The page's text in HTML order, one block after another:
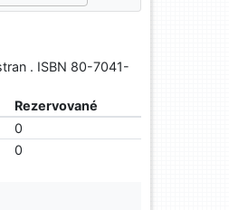
. ISBN 80-7041-
Rezervované
0
0